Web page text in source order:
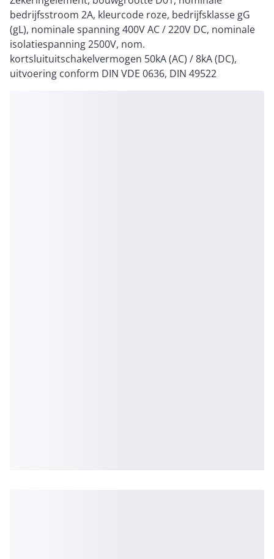
bedrijfsstroom 2A, kleurcode roze, bedrijfsklasse gG
(gL), nominale spanning 400V AC / 220V DC, nominale
isolatiespanning 2500V, nom.
kortsluituitschakelvermogen 50kA (AC) / 8kA (DC),
uitvoering conform DIN VDE 0636, DIN 49522